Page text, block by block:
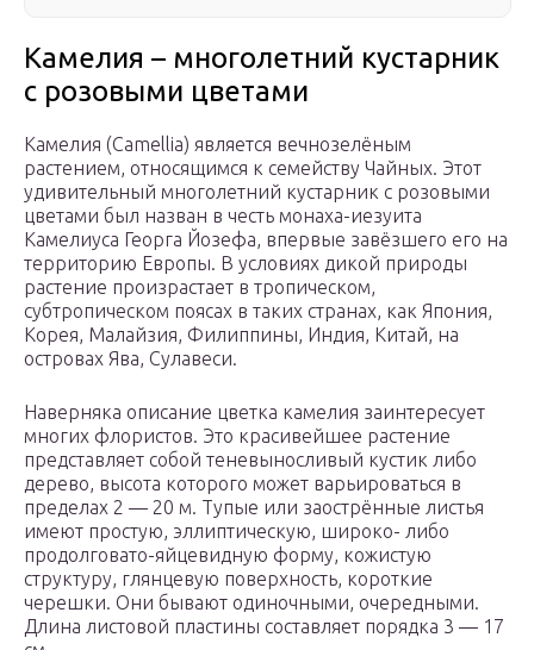
Камелия – многолетний кустарник
с розовыми цветами
Камелия (Camellia) является вечнозелёным
растением, относящимся к семейству Чайных. Этот
удивительный многолетний кустарник с розовыми
цветами был назван в честь монаха-иезуита
Камелиуса Георга Йозефа, впервые завёзшего его на
территорию Европы. В условиях дикой природы
растение произрастает в тропическом,
субтропическом поясах в таких странах, как Япония,
Корея, Малайзия, Филиппины, Индия, Китай, на
островах Ява, Сулавеси.
Наверняка описание цветка камелия заинтересует
многих флористов. Это красивейшее растение
представляет собой теневыносливый кустик либо
дерево, высота которого может варьироваться в
пределах 2 — 20 м. Тупые или заострённые листья
имеют простую, эллиптическую, широко- либо
продолговато-яйцевидную форму, кожистую
структуру, глянцевую поверхность, короткие
черешки. Они бывают одиночными, очередными.
Длина листовой пластины составляет порядка 3 — 17